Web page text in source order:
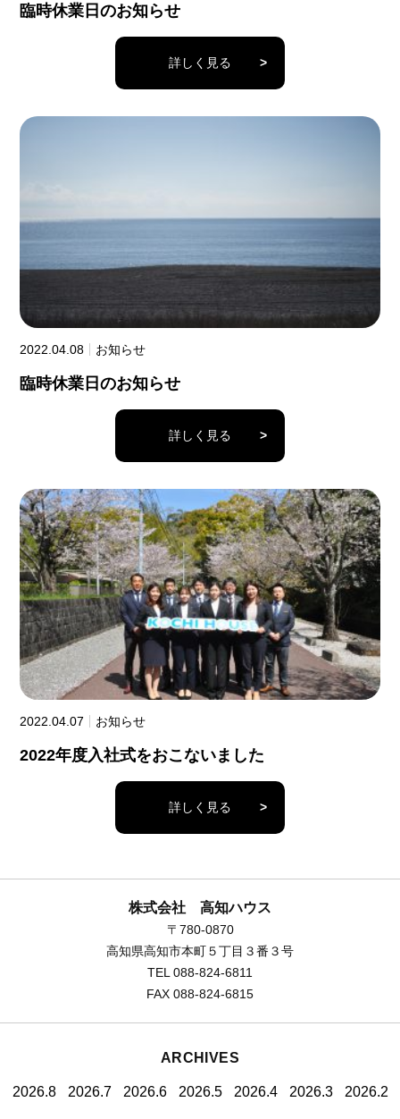
臨時休業日のお知らせ
詳しく見る >
2022.04.08 お知らせ
臨時休業日のお知らせ
詳しく見る >
2022.04.07 お知らせ
2022年度入社式をおこないました
詳しく見る >
株式会社 高知ハウス
〒780-0870
高知県高知市本町５丁目３番３号
TEL 088-824-6811
FAX 088-824-6815
ARCHIVES
2026.8 2026.7 2026.6 2026.5 2026.4 2026.3 2026.2